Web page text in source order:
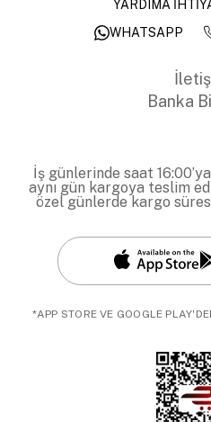
YARDIMA
WHATSAPP
Banka
İş günlerinde saat
aynı gün kargoya teslim
özel günlerde kargo
*APP STORE VE GOOGLE